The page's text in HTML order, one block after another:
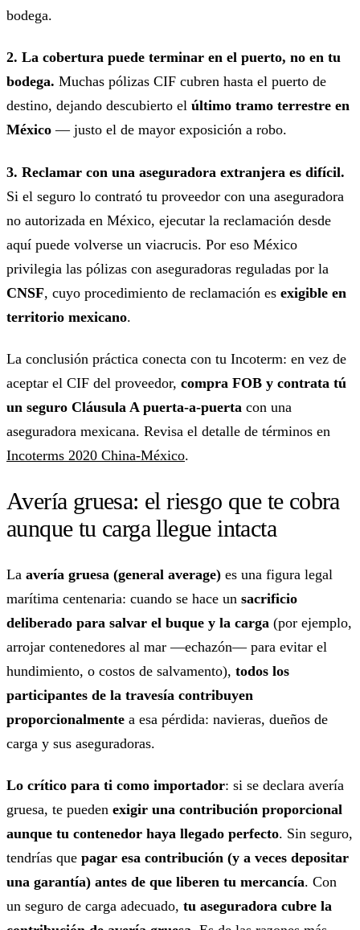
bodega.
2. La cobertura puede terminar en el puerto, no en tu
bodega. Muchas pólizas CIF cubren hasta el puerto de
destino, dejando descubierto el último tramo terrestre en
México — justo el de mayor exposición a robo.
3. Reclamar con una aseguradora extranjera es difícil.
Si el seguro lo contrató tu proveedor con una aseguradora
no autorizada en México, ejecutar la reclamación desde
aquí puede volverse un viacrucis. Por eso México
privilegia las pólizas con aseguradoras reguladas por la
CNSF, cuyo procedimiento de reclamación es exigible en
territorio mexicano.
La conclusión práctica conecta con tu Incoterm: en vez de
aceptar el CIF del proveedor, compra FOB y contrata tú
un seguro Cláusula A puerta-a-puerta con una
aseguradora mexicana. Revisa el detalle de términos en
Incoterms 2020 China-México.
Avería gruesa: el riesgo que te cobra
aunque tu carga llegue intacta
La avería gruesa (general average) es una figura legal
marítima centenaria: cuando se hace un sacrificio
deliberado para salvar el buque y la carga (por ejemplo,
arrojar contenedores al mar —echazón— para evitar el
hundimiento, o costos de salvamento), todos los
participantes de la travesía contribuyen
proporcionalmente a esa pérdida: navieras, dueños de
carga y sus aseguradoras.
Lo crítico para ti como importador: si se declara avería
gruesa, te pueden exigir una contribución proporcional
aunque tu contenedor haya llegado perfecto. Sin seguro,
tendrías que pagar esa contribución (y a veces depositar
una garantía) antes de que liberen tu mercancía. Con
un seguro de carga adecuado, tu aseguradora cubre la